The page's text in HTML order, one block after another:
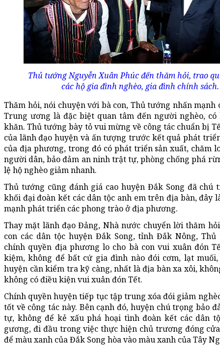
Thủ tướng Nguyễn Xuân Phúc đến thăm hỏi, trao
các hộ gia đình nghèo, gia đình chính sách.
Thăm hỏi, nói chuyện với bà con, Thủ tướng nhấn
Trung ương là đặc biệt quan tâm đến người nghèo, có
khăn. Thủ tướng bày tỏ vui mừng về công tác chuẩn bị
của lãnh đạo huyện và ấn tượng trước kết quả phát
của địa phương, trong đó có phát triển sản xuất, chăm
người dân, bảo đảm an ninh trật tự, phòng chống phá
lệ hộ nghèo giảm nhanh.
Thủ tướng cũng đánh giá cao huyện Đắk Song đã chú
khối đại đoàn kết các dân tộc anh em trên địa bàn, đây
mạnh phát triển các phong trào ở địa phương.
Thay mặt lãnh đạo Đảng, Nhà nước chuyển lời thăm
con các dân tộc huyện Đắk Song, tỉnh Đắk Nông,
chính quyền địa phương lo cho bà con vui xuân đón
kiệm, không để bất cứ gia đình nào đói cơm, lạt
huyện cần kiểm tra kỹ càng, nhất là địa bàn xa xôi,
không có điều kiện vui xuân đón Tết.
Chính quyền huyện tiếp tục tập trung xóa đói giảm
tốt về công tác này. Bên cạnh đó, huyện chú trọng bảo
tự, không để kẻ xấu phá hoại tình đoàn kết các dân
gương, đi đầu trong việc thực hiện chủ trương đóng
để màu xanh của Đắk Song hòa vào màu xanh của Tây